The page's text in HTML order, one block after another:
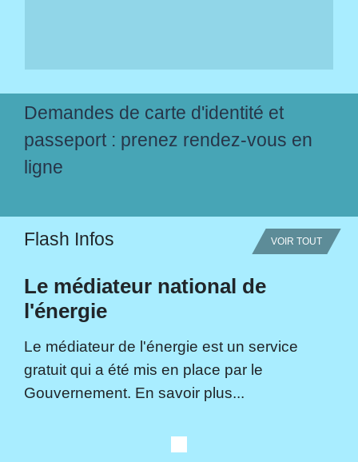
Demandes de carte d'identité et
passeport : prenez rendez-vous en
ligne
Flash Infos VOIR TOUT
Le médiateur national de
l'énergie
Le médiateur de l'énergie est un service
gratuit qui a été mis en place par le
Gouvernement. En savoir plus...